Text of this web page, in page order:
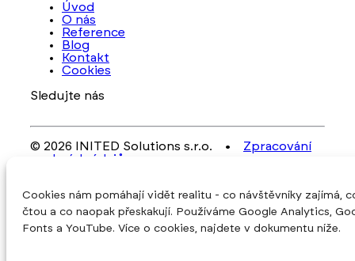
Cookies nám pomáhají vidět realitu - co návštěvníky zajímá,
čtou a co naopak přeskakují. Používáme Google Analytics,
Fonts a YouTube. Více o cookies, najdete v dokumentu níže.
Úvod
O nás
Reference
Blog
Kontakt
Cookies
Sledujte nás
© 2026 INITED Solutions s.r.o. • Zpracování
osobních údajů